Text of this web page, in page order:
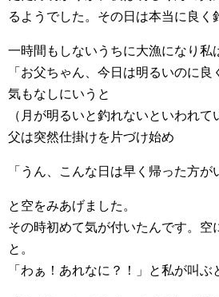
るようでした。その日は本当に良く
一時間もしないうちに大漁になり私
「お父ちゃん、今日は明るいのに
気もなしにいうと
（月が明るいと釣れないといわれて
父は突然仕掛けを片づけ始め
「うん、こんな日は早く帰った方が
と空をみあげました。
その時初めて気が付いたんです。空
と。
「わぁ！あれなに？！」と私が叫ぶ